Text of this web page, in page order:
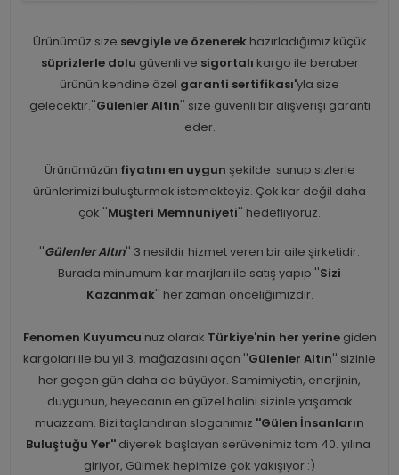
Ürünümüz size sevgiyle ve özenerekhazırladığımız küçük
süprizlerle dolu güvenli ve sigortalı kargo ile beraber
ürünün kendine özel garanti sertifikası'yla size
gelecektir.''Gülenler Altın'' size güvenli bir alışverişi garanti
eder.
Ürünümüzün fiyatını en uygun şekilde sunup sizlerle
ürünlerimizi buluşturmak istemekteyiz. Çok kar değil daha
çok ''Müşteri Memnuniyeti'' hedefliyoruz.
''Gülenler Altın'' 3 nesildir hizmet veren bir aile şirketidir.
Burada minumum kar marjları ile satış yapıp ''Sizi
Kazanmak'' her zaman önceliğimizdir.
Fenomen Kuyumcu'nuz olarak Türkiye'nin her yerinegiden
kargoları ile bu yıl 3. mağazasını açan ''Gülenler Altın'' sizinle
her geçen gün daha da büyüyor. Samimiyetin, enerjinin,
duygunun, heyecanın en güzel halini sizinle yaşamak
muazzam. Bizi taçlandıran sloganımız ''Gülen İnsanların
Buluştuğu Yer'' diyerek başlayan serüvenimiz tam 40. yılına
giriyor, Gülmek hepimize çok yakışıyor :)